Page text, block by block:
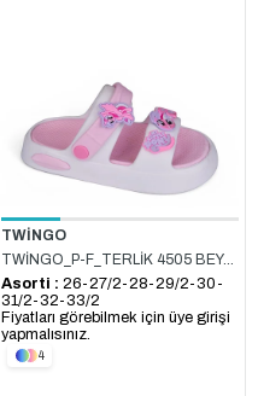
TWİNGO
TWİNGO_P-F_TERLİK 4505 BEYAZ_PEMBE
Asorti : 26-27/2-28-29/2-30-
31/2-32-33/2
Fiyatları görebilmek için üye girişi
yapmalısınız.
4